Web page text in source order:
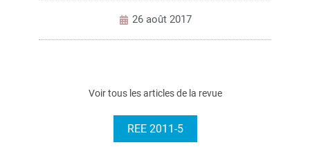
26 août 2017
Voir tous les articles de la revue
REE 2011-5